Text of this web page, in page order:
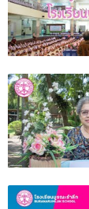
พิธีไหว้ครู โรงเรียนบู
ผู้อำนวยการพบผู้ปกค
ความร่วมมือผู้ปกครอง